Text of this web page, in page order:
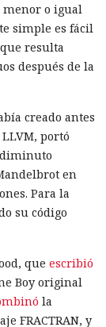
menor o igual
simple es fácil
resulta
después de la
creado antes
portó
diminuto
en
Para la
su código
que escribió
Boy original
la
FRACTRAN, y